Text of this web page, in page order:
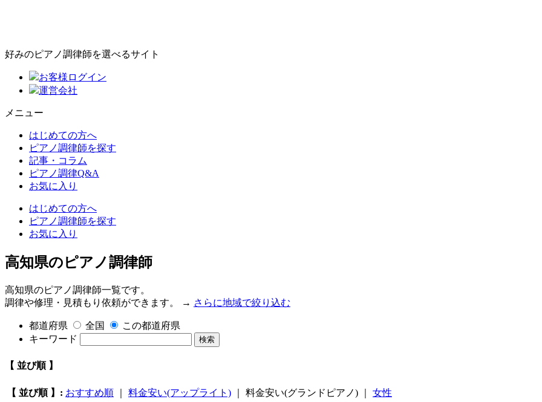
好みのピアノ調律師を選べるサイト
お客様ログイン
運営会社
メニュー
はじめての方へ
ピアノ調律師を探す
記事・コラム
ピアノ調律Q&A
お気に入り
はじめての方へ
ピアノ調律師を探す
お気に入り
高知県のピアノ調律師
高知県のピアノ調律師一覧です。
調律や修理・見積もり依頼ができます。 → さらに地域で絞り込む
都道府県 全国
この都道府県
キーワード
検索
【 並び順 】
【 並び順 】: おすすめ順 料金安い(アップライト) 料金安い(グランドピアノ)
女性